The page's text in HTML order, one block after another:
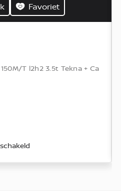
Favoriet
T l2h2 3.5t Tekna + Ca